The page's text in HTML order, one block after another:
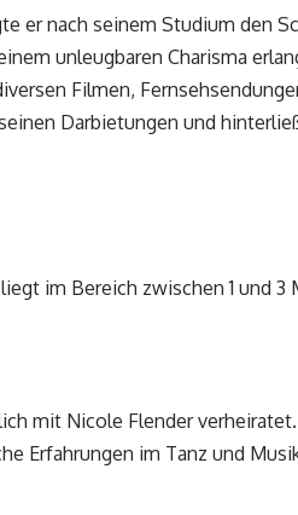
er nach seinem Studium den
unleugbaren Charisma
Filmen,
Darbietungen und
im Bereich zwischen 1 und 3
mit Nicole Flender
Erfahrungen im Tanz und